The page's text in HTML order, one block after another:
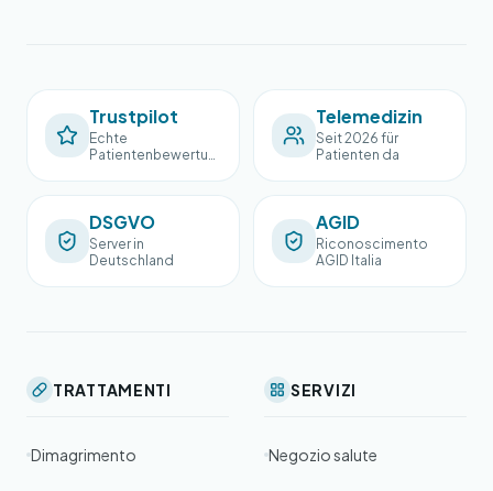
Trustpilot
Echte
Patientenbewertun
Telemedizin
Seit 2026 für
Patienten da
DSGVO
Server in
Deutschland
AGID
Riconoscimento
AGID Italia
TRATTAMENTI
Dimagrimento
SERVIZI
Negozio salute